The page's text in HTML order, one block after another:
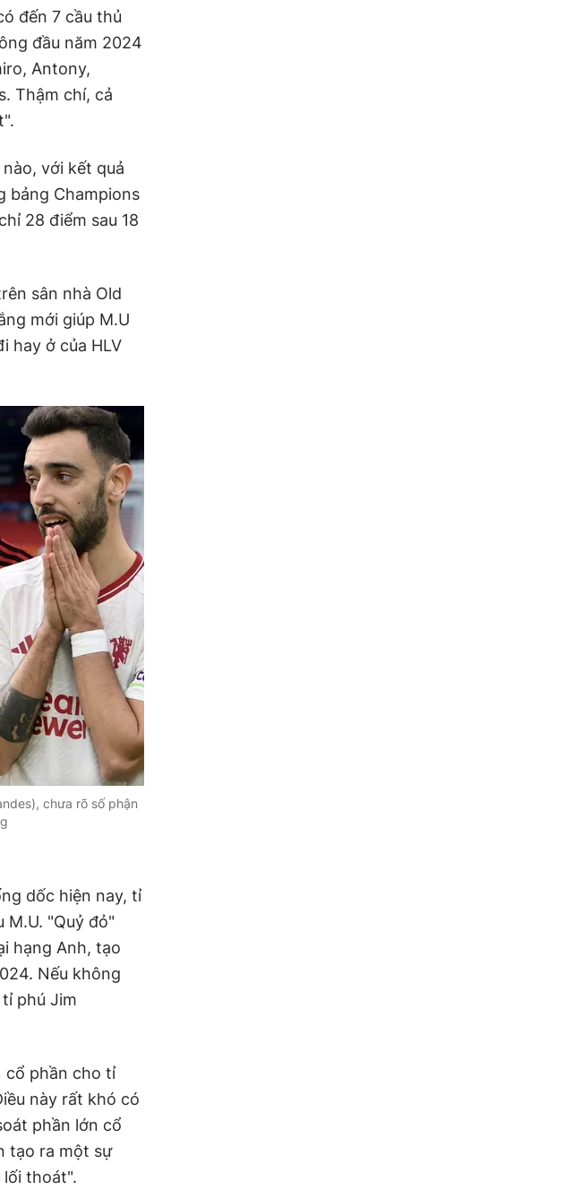
đến 7 cầu thủ
đầu năm 2024
Antony,
Thậm chí, cả
với kết quả
bảng Champions
28 điểm sau 18
sân nhà Old
mới giúp M.U
hay ở của HLV
chưa rõ số phận
dốc hiện nay, tỉ
M.U. "Quỷ đỏ"
hạng Anh, tạo
Nếu không
phú Jim
cổ phần cho tỉ
này rất khó có
phần lớn cổ
tạo ra một sự
lối thoát".